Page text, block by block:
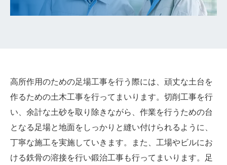
高所作用のための足場工事を行う際には、頑丈な土台を
作るための土木工事を行ってまいります。切削工事を行
い、余計な土砂を取り除きながら、作業を行うための台
となる足場と地面をしっかりと縫い付けられるように、
丁寧な施工を実施していきます。また、工場やビルにお
ける鉄骨の溶接を行い鍛治工事も行ってまいります。足